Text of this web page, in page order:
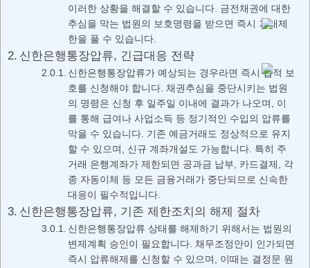
이러한 상황을 해결할 수 있습니다. 금전채권에 대한
추심을 막는 법원의 보호명령을 받으면 즉시 거래제
한을 풀 수 있습니다.
신한은행통장압류, 긴급대응 전략
신한은행통장압류가 예상되는 경우라면 즉시 법적 보
호를 신청해야 합니다. 채권추심을 중단시키는 법원
의 명령은 신청 후 일주일 이내에 결과가 나오며, 이
를 통해 급여나 사업소득 등 정기적인 수입의 압류를
막을 수 있습니다. 기존 예금거래도 정상적으로 유지
할 수 있으며, 신규 계좌개설도 가능합니다. 특히 주
거래 은행계좌가 제한되면 공과금 납부, 카드결제, 각
종 자동이체 등 모든 금융거래가 중단되므로 신속한
대응이 필수적입니다.
신한은행통장압류, 기존 제한조치의 해제 절차
신한은행통장압류 상태를 해제하기 위해서는 법원의
변제계획 승인이 필요합니다. 채무조정안이 인가되면
즉시 압류해제를 신청할 수 있으며, 이때는 결정문 원